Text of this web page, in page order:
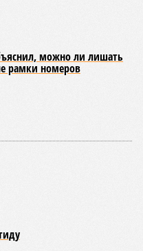
можно ли лишать
рамки номеров